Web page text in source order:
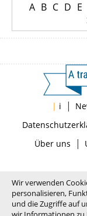
A B C D E
| i |
Über uns |
Wir verwenden
personalisieren,
und die Zugriffe auf